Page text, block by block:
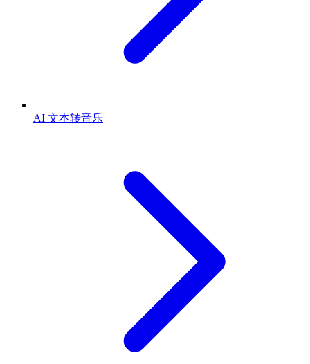
AI 文本转音乐